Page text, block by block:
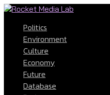
Politics
Environment
Culture
Economy
Future
Database